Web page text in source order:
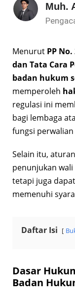
Muh.
Menurut PP
dan Tata Cara
badan hukum
memperoleh
regulasi ini
bagi lembaga
fungsi perwalian
Selain itu,
penunjukan
tetapi juga
memenuhi
Daftar Isi
Dasar
Badan